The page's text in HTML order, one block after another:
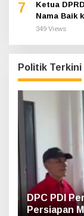
7
Ketua
Nama Baik
349 Views
Politik Terkini
DPC PDI
Persiapan